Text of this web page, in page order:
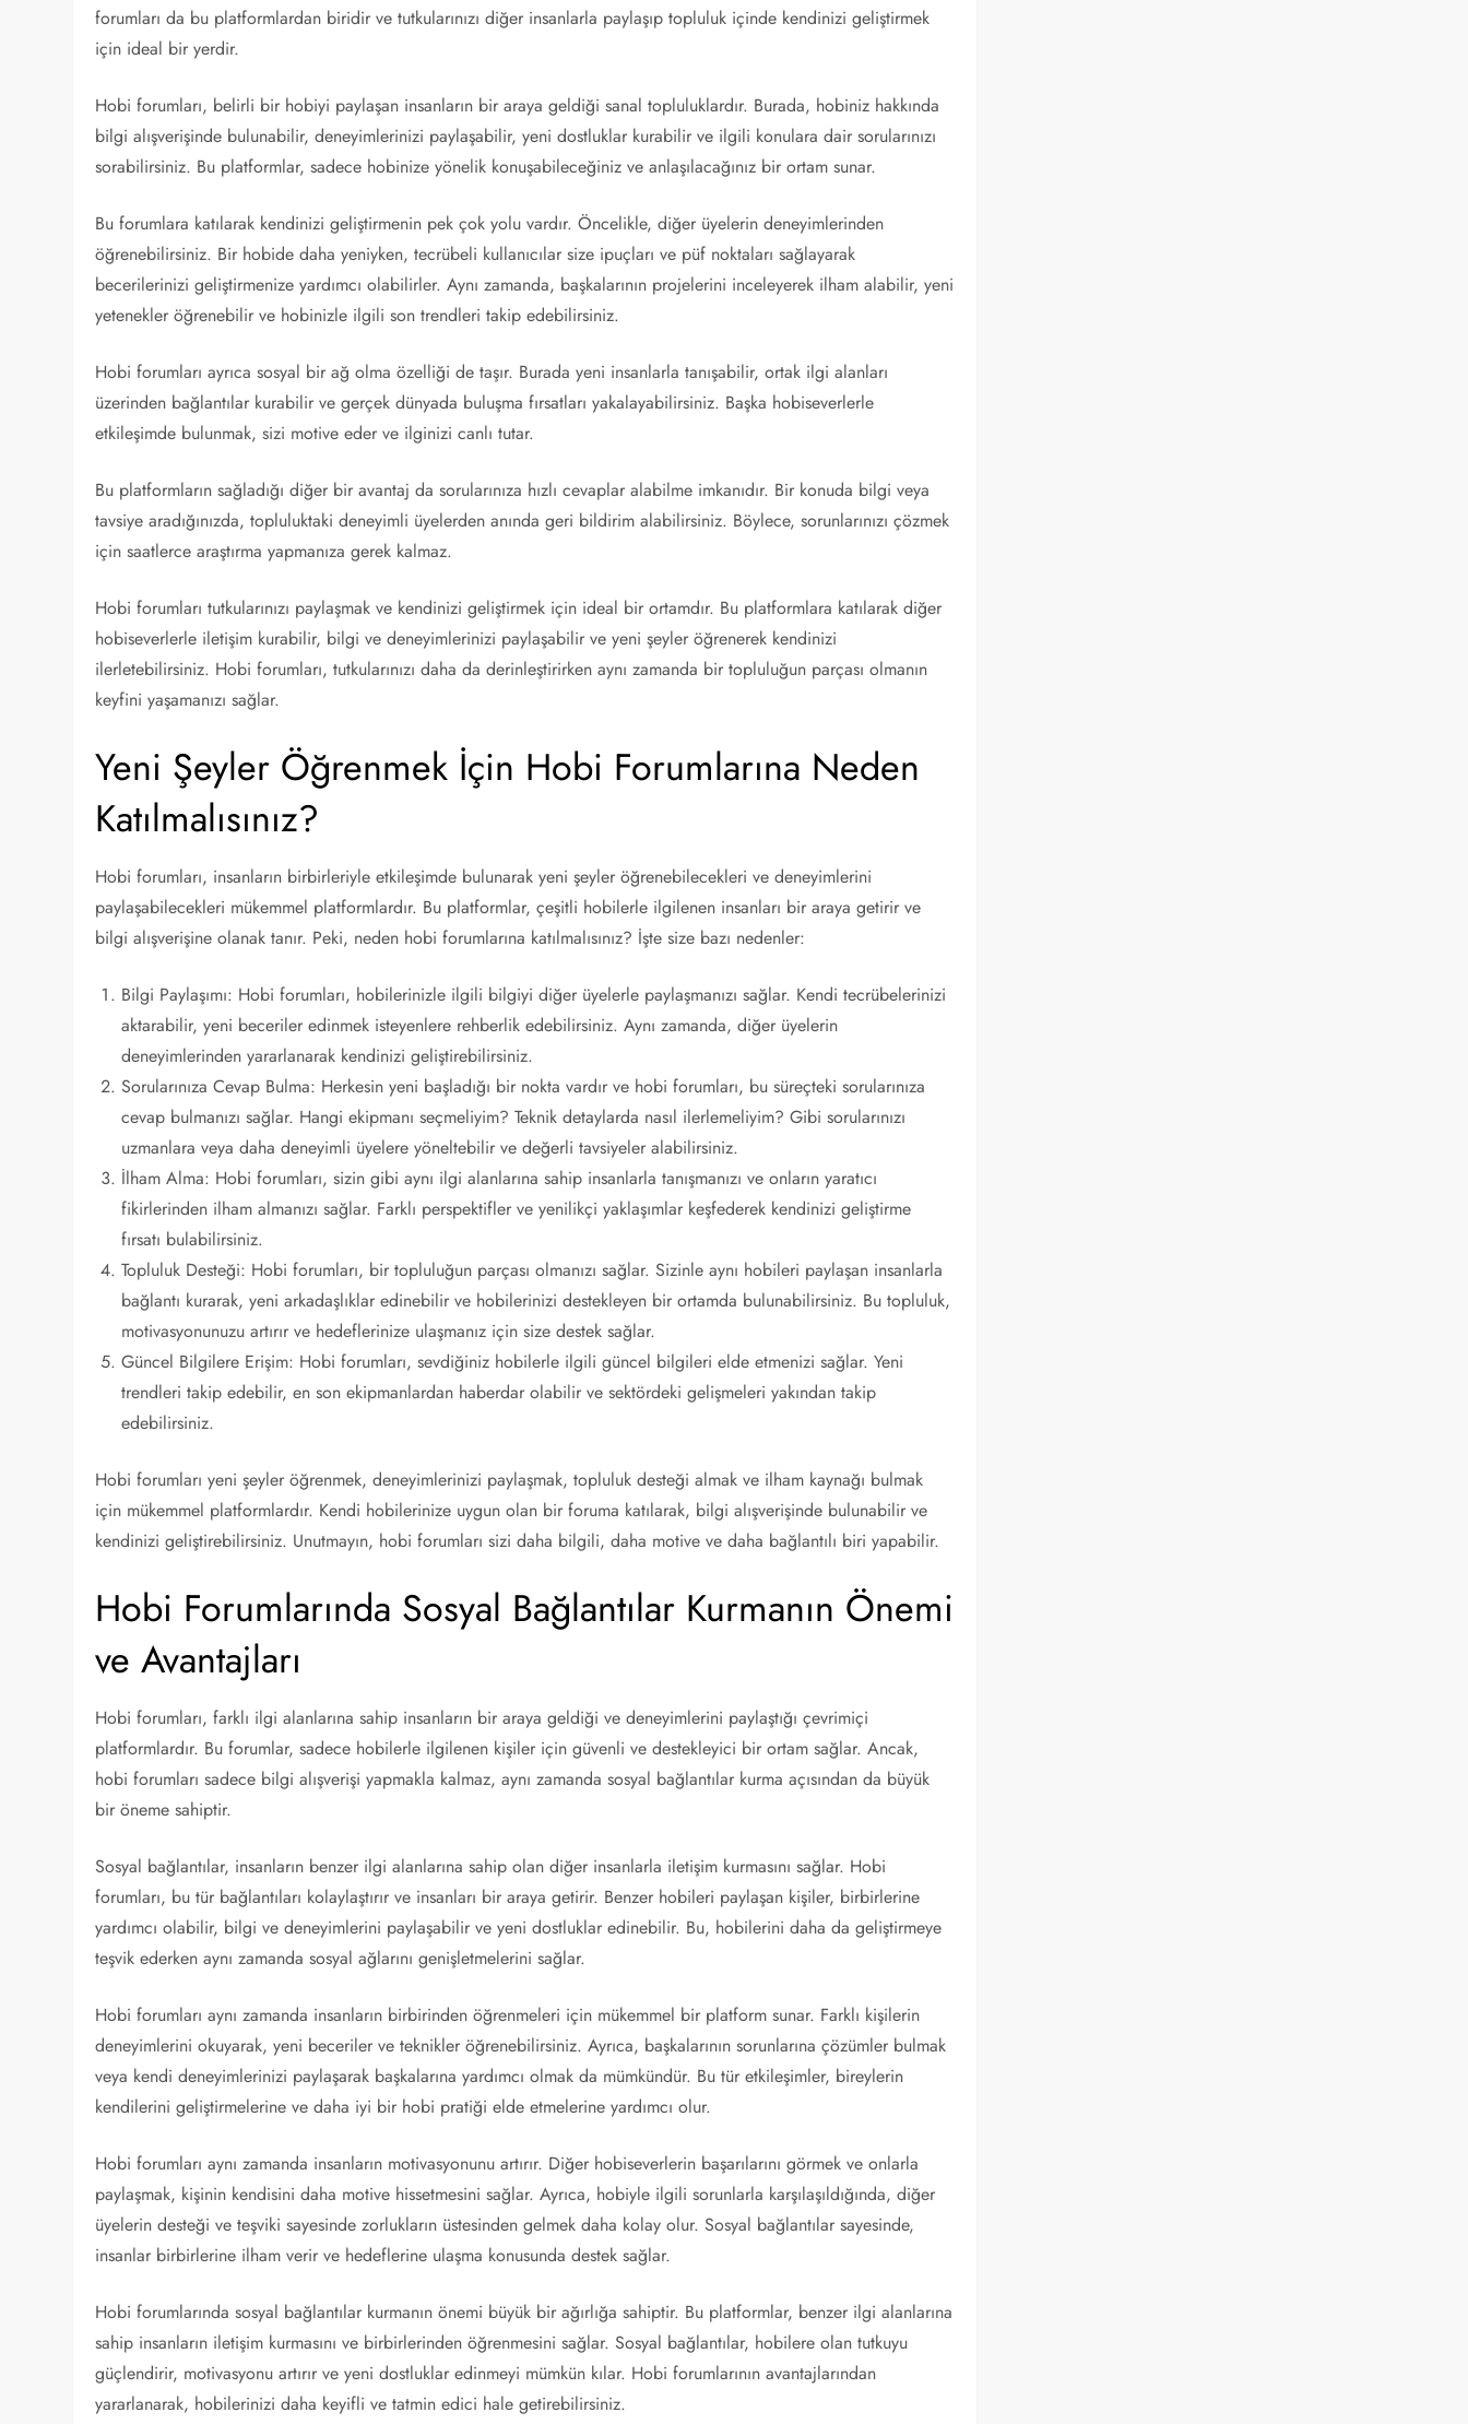
forumları da bu platformlardan biridir ve tutkularınızı diğer insanlarla paylaşıp topluluk içinde kendinizi geliştirmek
için ideal bir yerdir.
Hobi forumları, belirli bir hobiyi paylaşan insanların bir araya geldiği sanal topluluklardır. Burada, hobiniz hakkında
bilgi alışverişinde bulunabilir, deneyimlerinizi paylaşabilir, yeni dostluklar kurabilir ve ilgili konulara dair sorularınızı
sorabilirsiniz. Bu platformlar, sadece hobinize yönelik konuşabileceğiniz ve anlaşılacağınız bir ortam sunar.
Bu forumlara katılarak kendinizi geliştirmenin pek çok yolu vardır. Öncelikle, diğer üyelerin deneyimlerinden
öğrenebilirsiniz. Bir hobide daha yeniyken, tecrübeli kullanıcılar size ipuçları ve püf noktaları sağlayarak
becerilerinizi geliştirmenize yardımcı olabilirler. Aynı zamanda, başkalarının projelerini inceleyerek ilham alabilir, yeni
yetenekler öğrenebilir ve hobinizle ilgili son trendleri takip edebilirsiniz.
Hobi forumları ayrıca sosyal bir ağ olma özelliği de taşır. Burada yeni insanlarla tanışabilir, ortak ilgi alanları
üzerinden bağlantılar kurabilir ve gerçek dünyada buluşma fırsatları yakalayabilirsiniz. Başka hobiseverlerle
etkileşimde bulunmak, sizi motive eder ve ilginizi canlı tutar.
Bu platformların sağladığı diğer bir avantaj da sorularınıza hızlı cevaplar alabilme imkanıdır. Bir konuda bilgi veya
tavsiye aradığınızda, topluluktaki deneyimli üyelerden anında geri bildirim alabilirsiniz. Böylece, sorunlarınızı çözmek
için saatlerce araştırma yapmanıza gerek kalmaz.
Hobi forumları tutkularınızı paylaşmak ve kendinizi geliştirmek için ideal bir ortamdır. Bu platformlara katılarak diğer
hobiseverlerle iletişim kurabilir, bilgi ve deneyimlerinizi paylaşabilir ve yeni şeyler öğrenerek kendinizi
ilerletebilirsiniz. Hobi forumları, tutkularınızı daha da derinleştirirken aynı zamanda bir topluluğun parçası olmanın
keyfini yaşamanızı sağlar.
Yeni Şeyler Öğrenmek İçin Hobi Forumlarına Neden
Katılmalısınız?
Hobi forumları, insanların birbirleriyle etkileşimde bulunarak yeni şeyler öğrenebilecekleri ve deneyimlerini
paylaşabilecekleri mükemmel platformlardır. Bu platformlar, çeşitli hobilerle ilgilenen insanları bir araya getirir ve
bilgi alışverişine olanak tanır. Peki, neden hobi forumlarına katılmalısınız? İşte size bazı nedenler:
Bilgi Paylaşımı: Hobi forumları, hobilerinizle ilgili bilgiyi diğer üyelerle paylaşmanızı sağlar. Kendi tecrübelerinizi
aktarabilir, yeni beceriler edinmek isteyenlere rehberlik edebilirsiniz. Aynı zamanda, diğer üyelerin
deneyimlerinden yararlanarak kendinizi geliştirebilirsiniz.
Sorularınıza Cevap Bulma: Herkesin yeni başladığı bir nokta vardır ve hobi forumları, bu süreçteki sorularınıza
cevap bulmanızı sağlar. Hangi ekipmanı seçmeliyim? Teknik detaylarda nasıl ilerlemeliyim? Gibi sorularınızı
uzmanlara veya daha deneyimli üyelere yöneltebilir ve değerli tavsiyeler alabilirsiniz.
İlham Alma: Hobi forumları, sizin gibi aynı ilgi alanlarına sahip insanlarla tanışmanızı ve onların yaratıcı
fikirlerinden ilham almanızı sağlar. Farklı perspektifler ve yenilikçi yaklaşımlar keşfederek kendinizi geliştirme
fırsatı bulabilirsiniz.
Topluluk Desteği: Hobi forumları, bir topluluğun parçası olmanızı sağlar. Sizinle aynı hobileri paylaşan insanlarla
bağlantı kurarak, yeni arkadaşlıklar edinebilir ve hobilerinizi destekleyen bir ortamda bulunabilirsiniz. Bu topluluk,
motivasyonunuzu artırır ve hedeflerinize ulaşmanız için size destek sağlar.
Güncel Bilgilere Erişim: Hobi forumları, sevdiğiniz hobilerle ilgili güncel bilgileri elde etmenizi sağlar. Yeni
trendleri takip edebilir, en son ekipmanlardan haberdar olabilir ve sektördeki gelişmeleri yakından takip
edebilirsiniz.
Hobi forumları yeni şeyler öğrenmek, deneyimlerinizi paylaşmak, topluluk desteği almak ve ilham kaynağı bulmak
için mükemmel platformlardır. Kendi hobilerinize uygun olan bir foruma katılarak, bilgi alışverişinde bulunabilir ve
kendinizi geliştirebilirsiniz. Unutmayın, hobi forumları sizi daha bilgili, daha motive ve daha bağlantılı biri yapabilir.
Hobi Forumlarında Sosyal Bağlantılar Kurmanın Önemi
ve Avantajları
Hobi forumları, farklı ilgi alanlarına sahip insanların bir araya geldiği ve deneyimlerini paylaştığı çevrimiçi
platformlardır. Bu forumlar, sadece hobilerle ilgilenen kişiler için güvenli ve destekleyici bir ortam sağlar. Ancak,
hobi forumları sadece bilgi alışverişi yapmakla kalmaz, aynı zamanda sosyal bağlantılar kurma açısından da büyük
bir öneme sahiptir.
Sosyal bağlantılar, insanların benzer ilgi alanlarına sahip olan diğer insanlarla iletişim kurmasını sağlar. Hobi
forumları, bu tür bağlantıları kolaylaştırır ve insanları bir araya getirir. Benzer hobileri paylaşan kişiler, birbirlerine
yardımcı olabilir, bilgi ve deneyimlerini paylaşabilir ve yeni dostluklar edinebilir. Bu, hobilerini daha da geliştirmeye
teşvik ederken aynı zamanda sosyal ağlarını genişletmelerini sağlar.
Hobi forumları aynı zamanda insanların birbirinden öğrenmeleri için mükemmel bir platform sunar. Farklı kişilerin
deneyimlerini okuyarak, yeni beceriler ve teknikler öğrenebilirsiniz. Ayrıca, başkalarının sorunlarına çözümler bulmak
veya kendi deneyimlerinizi paylaşarak başkalarına yardımcı olmak da mümkündür. Bu tür etkileşimler, bireylerin
kendilerini geliştirmelerine ve daha iyi bir hobi pratiği elde etmelerine yardımcı olur.
Hobi forumları aynı zamanda insanların motivasyonunu artırır. Diğer hobiseverlerin başarılarını görmek ve onlarla
paylaşmak, kişinin kendisini daha motive hissetmesini sağlar. Ayrıca, hobiyle ilgili sorunlarla karşılaşıldığında, diğer
üyelerin desteği ve teşviki sayesinde zorlukların üstesinden gelmek daha kolay olur. Sosyal bağlantılar sayesinde,
insanlar birbirlerine ilham verir ve hedeflerine ulaşma konusunda destek sağlar.
Hobi forumlarında sosyal bağlantılar kurmanın önemi büyük bir ağırlığa sahiptir. Bu platformlar, benzer ilgi alanlarına
sahip insanların iletişim kurmasını ve birbirlerinden öğrenmesini sağlar. Sosyal bağlantılar, hobilere olan tutkuyu
güçlendirir, motivasyonu artırır ve yeni dostluklar edinmeyi mümkün kılar. Hobi forumlarının avantajlarından
yararlanarak, hobilerinizi daha keyifli ve tatmin edici hale getirebilirsiniz.